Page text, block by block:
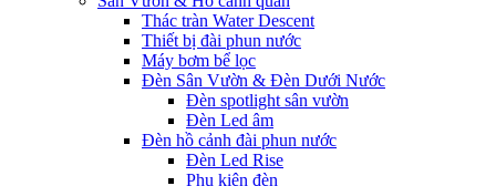
Thác tràn Water Descent
Thiết bị đài phun nước
Máy bơm bể lọc
Đèn Sân Vườn & Đèn Dưới Nước
Đèn spotlight sân vườn
Đèn Led âm
Đèn hồ cảnh đài phun nước
Đèn Led Rise
Phụ kiện đèn